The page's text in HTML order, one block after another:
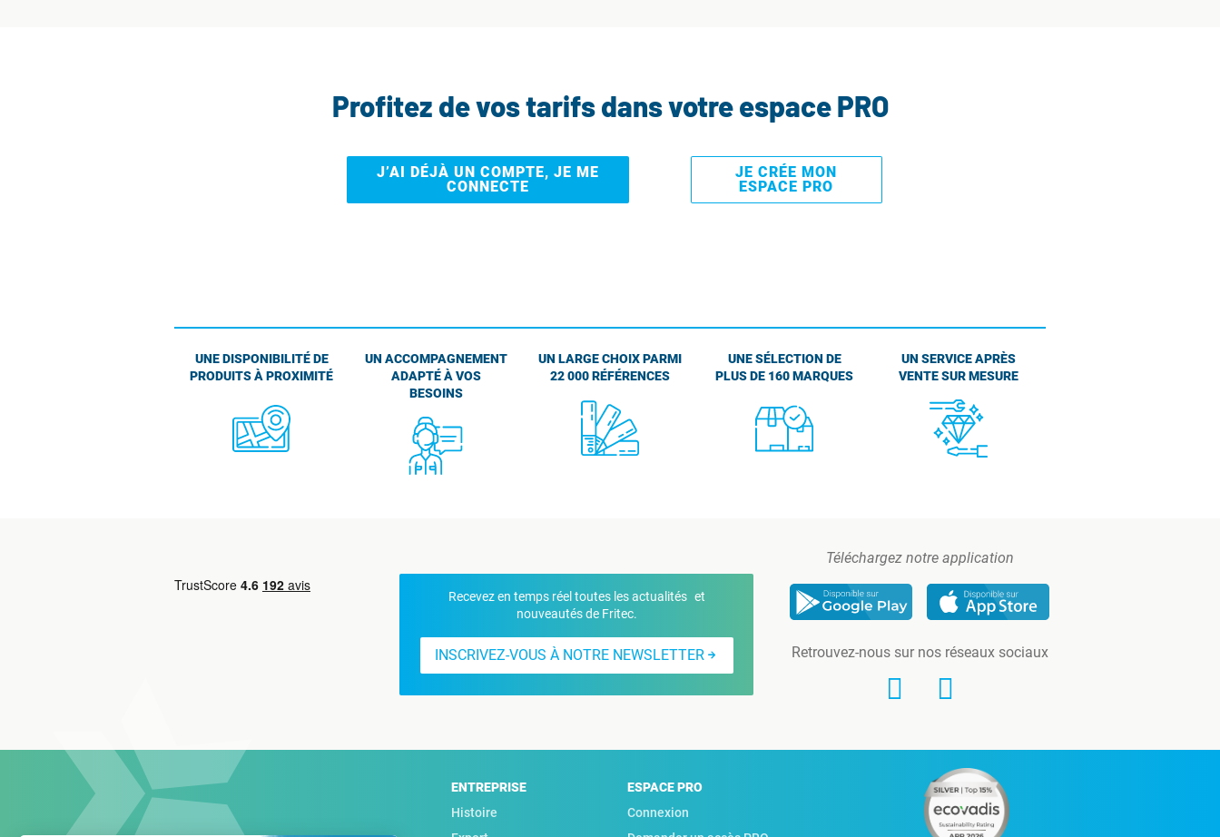
Profitez de vos tarifs dans votre espace PRO
J’AI DÉJÀ UN COMPTE, JE ME
CONNECTE
JE CRÉE MON
ESPACE PRO
UNE DISPONIBILITÉ DE
PRODUITS À PROXIMITÉ
UN ACCOMPAGNEMENT
ADAPTÉ À VOS
BESOINS
UN LARGE CHOIX PARMI
22 000 RÉFÉRENCES
UNE SÉLECTION DE
PLUS DE 160 MARQUES
UN SERVICE APRÈS
VENTE SUR MESURE
Recevez en temps réel toutes les actualités et
nouveautés de Fritec.
INSCRIVEZ-VOUS À NOTRE NEWSLETTER
Téléchargez notre application
Retrouvez-nous sur nos réseaux sociaux
ENTREPRISE
Histoire
ESPACE PRO
Connexion